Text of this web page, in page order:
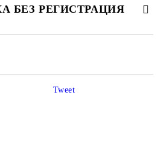
БЕЗ РЕГИСТРАЦИЯ
Tweet